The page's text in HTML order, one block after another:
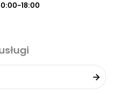
18:00